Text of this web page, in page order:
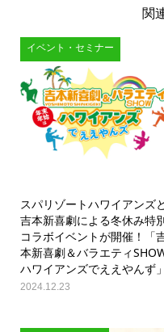
関
イベント・セミナー
スパリゾートハワイアンズと
吉本新喜劇による冬休み特
コラボイベントが開催！「
本新喜劇＆バラエティ
ハワイアンズでええやんず」
2024.12.23